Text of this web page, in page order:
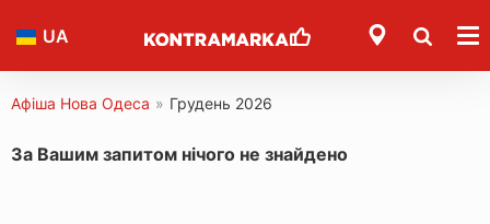
UA
Афіша Нова Одеса » Грудень 2026
За Вашим запитом нічого не знайдено